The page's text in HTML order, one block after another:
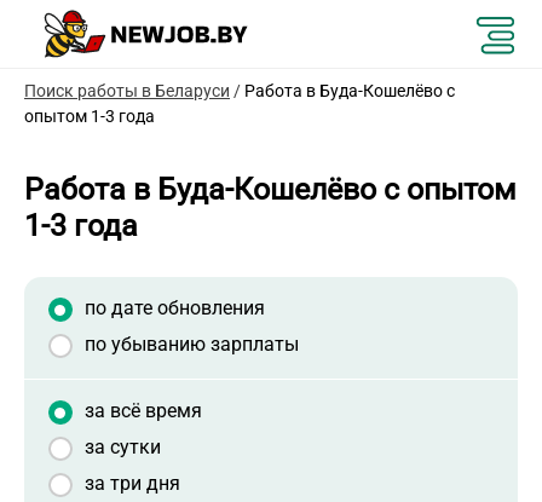
Поиск работы в Беларуси / Работа в Буда-Кошелёво с
опытом 1-3 года
Работа в Буда-Кошелёво с опытом
1-3 года
по дате обновления
по убыванию зарплаты
за всё время
за сутки
за три дня